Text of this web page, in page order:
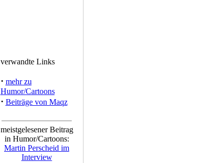
verwandte Links
· mehr zu
Humor/Cartoons
· Beiträge von Maqz
meistgelesener Beitrag
in Humor/Cartoons:
Martin Perscheid im
Interview